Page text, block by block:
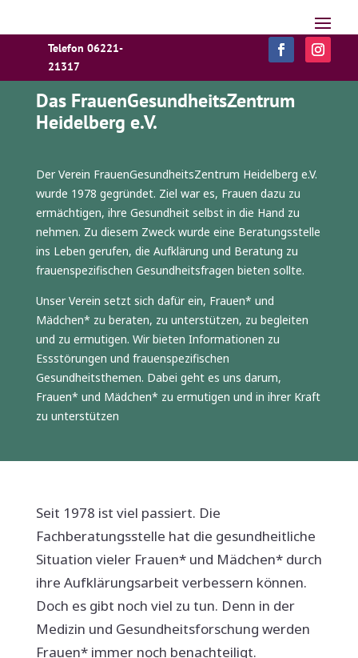
Telefon 06221-
21317
Das FrauenGesundheitsZentrum
Heidelberg e.V.
Der Verein FrauenGesundheitsZentrum Heidelberg e.V.
wurde 1978 gegründet. Ziel war es, Frauen dazu zu
ermächtigen, ihre Gesundheit selbst in die Hand zu
nehmen. Zu diesem Zweck wurde eine Beratungsstelle
ins Leben gerufen, die Aufklärung und Beratung zu
frauenspezifischen Gesundheitsfragen bieten sollte.
Unser Verein setzt sich dafür ein, Frauen* und
Mädchen* zu beraten, zu unterstützen, zu begleiten
und zu ermutigen. Wir bieten Informationen zu
Essstörungen und frauenspezifischen
Gesundheitsthemen. Dabei geht es uns darum,
Frauen* und Mädchen* zu ermutigen und in ihrer Kraft
zu unterstützen
Seit 1978 ist viel passiert. Die
Fachberatungsstelle hat die gesundheitliche
Situation vieler Frauen* und Mädchen* durch
ihre Aufklärungsarbeit verbessern können.
Doch es gibt noch viel zu tun. Denn in der
Medizin und Gesundheitsforschung werden
Frauen* immer noch benachteiligt.